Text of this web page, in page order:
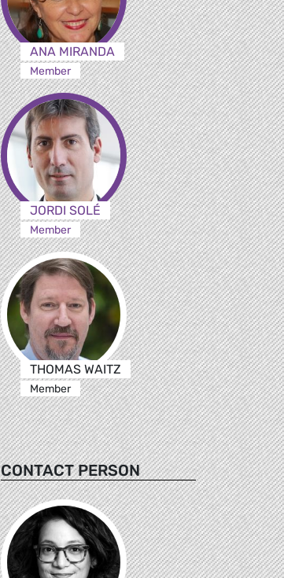
ANA MIRANDA
Member
JORDI SOLÉ
Member
THOMAS WAITZ
Member
CONTACT PERSON